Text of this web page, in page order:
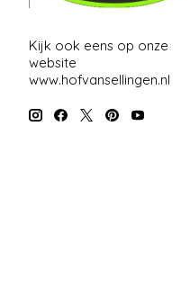
Kijk ook eens op onze
website
www.hofvansellingen.nl